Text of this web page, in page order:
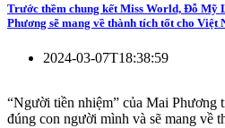
Trước thềm chung kết Miss World, Đỗ Mỹ
Phương sẽ mang về thành tích tốt cho Việt
2024-03-07T18:38:59
“Người tiền nhiệm” của Mai Phương
đúng con người mình và sẽ mang về